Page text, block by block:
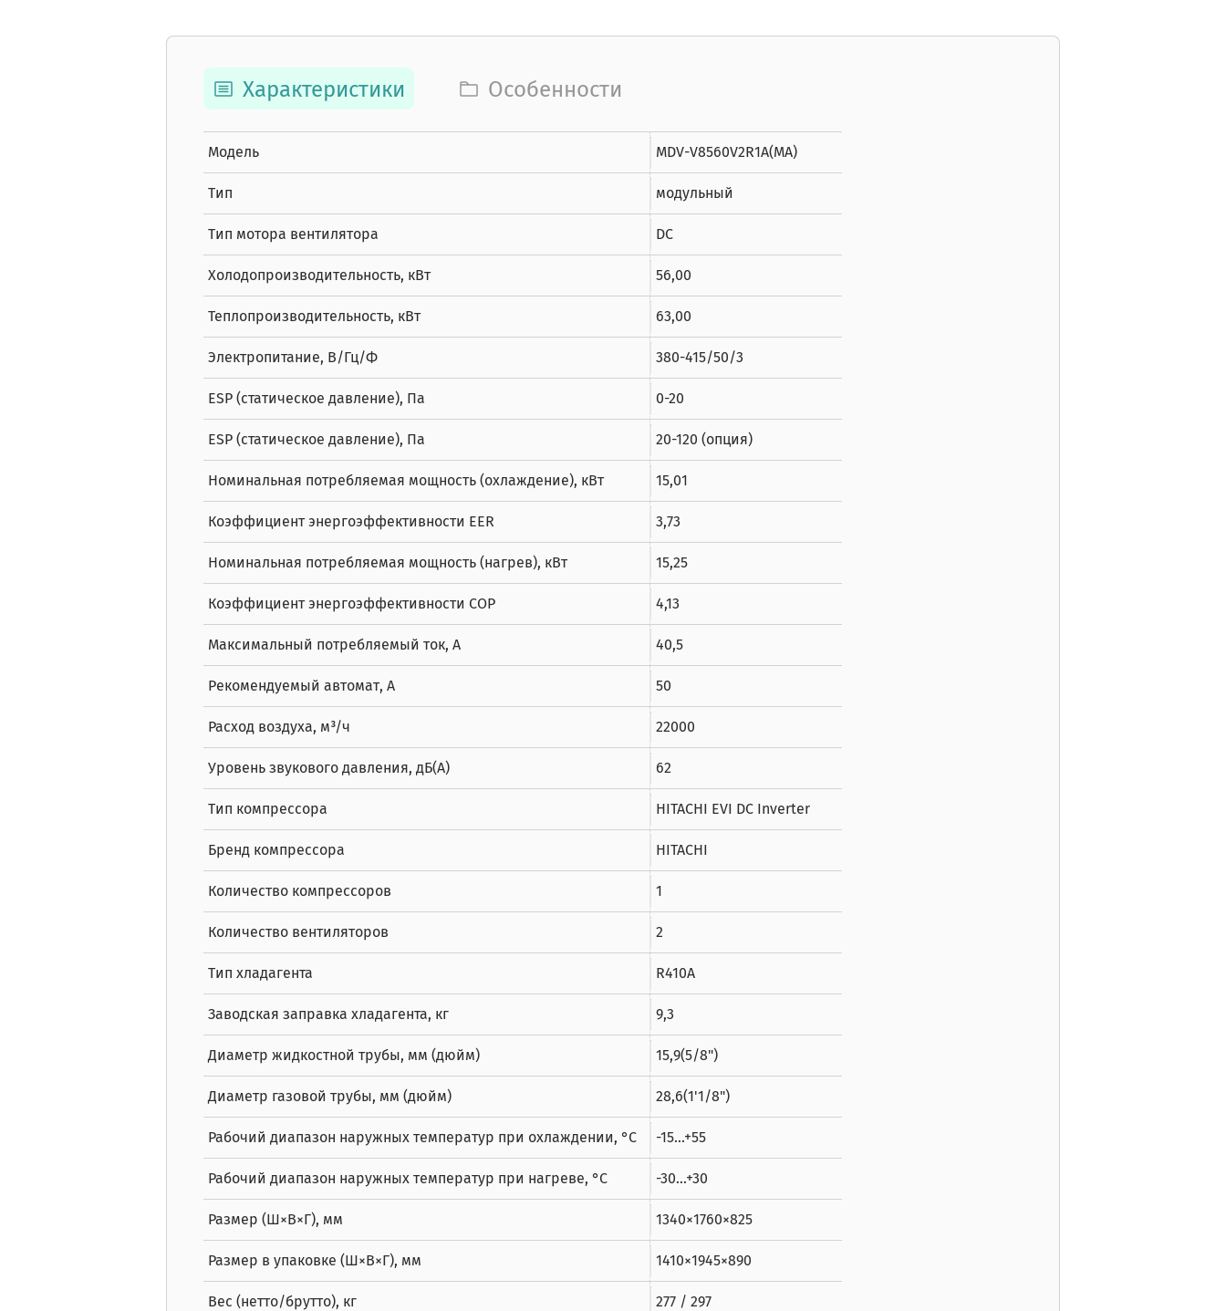
Характеристики Особенности
Модель MDV-V8560V2R1A(MA)
Тип модульный
Тип мотора вентилятора DC
Холодопроизводительность, кВт 56,00
Теплопроизводительность, кВт 63,00
Электропитание, В/Гц/Ф 380-415/50/3
ESP (статическое давление), Па 0-20
ESP (статическое давление), Па 20-120 (опция)
Номинальная потребляемая мощность (охлаждение), кВт 15,01
Коэффициент энергоэффективности EER 3,73
Номинальная потребляемая мощность (нагрев), кВт 15,25
Коэффициент энергоэффективности COP 4,13
Максимальный потребляемый ток, А 40,5
Рекомендуемый автомат, А 50
Расход воздуха, м³/ч 22000
Уровень звукового давления, дБ(А) 62
Тип компрессора HITACHI EVI DC Inverter
Бренд компрессора HITACHI
Количество компрессоров 1
Количество вентиляторов 2
Тип хладагента R410A
Заводская заправка хладагента, кг 9,3
Диаметр жидкостной трубы, мм (дюйм) 15,9(5/8")
Диаметр газовой трубы, мм (дюйм) 28,6(1'1/8")
Рабочий диапазон наружных температур при охлаждении, °C -15...+55
Рабочий диапазон наружных температур при нагреве, °C -30...+30
Размер (Ш×В×Г), мм 1340×1760×825
Размер в упаковке (Ш×В×Г), мм 1410×1945×890
Вес (нетто/брутто), кг 277 / 297